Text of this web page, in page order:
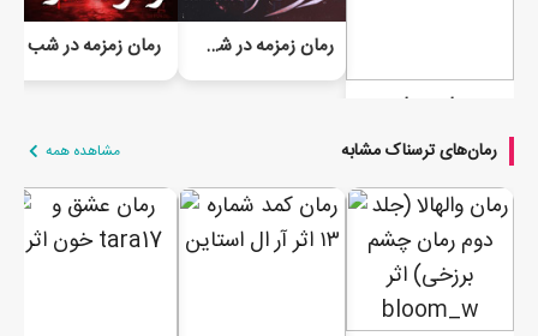
رمان پیمان
رمان زمزمه در شب (جلد دوم) رمان زمزمه در شب
رمان‌های ترسناک مشابه مشاهده همه